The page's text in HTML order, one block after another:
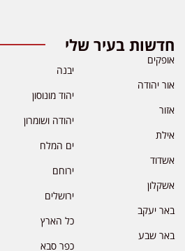
חדשות בעיר שלי
אופקים
אור יהודה
אזור
אילת
אשדוד
אשקלון
באר יעקב
באר שבע
יבנה
יהוד מונוסון
יהודה ושומרון
ים המלח
ירוחם
ירושלים
כל הארץ
כפר סבא